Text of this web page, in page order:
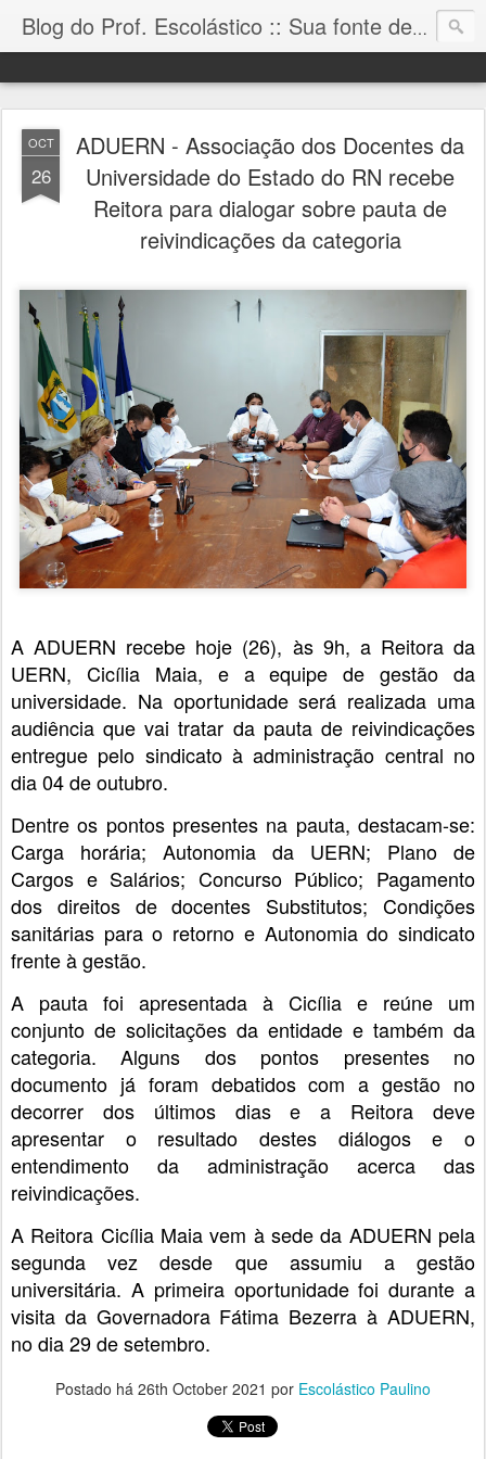
Blog do Prof. Escolástico :: Sua fonte de informação!
OCT
26
ADUERN - Associação dos Docentes da
Universidade do Estado do RN recebe
Reitora para dialogar sobre pauta de
reivindicações da categoria
A ADUERN recebe hoje (26), às 9h, a Reitora da
UERN, Cicília Maia, e a equipe de gestão da
universidade. Na oportunidade será realizada uma
audiência que vai tratar da pauta de reivindicações
entregue pelo sindicato à administração central no
dia 04 de outubro.
Dentre os pontos presentes na pauta, destacam-se:
Carga horária; Autonomia da UERN; Plano de
Cargos e Salários; Concurso Público; Pagamento
dos direitos de docentes Substitutos; Condições
sanitárias para o retorno e Autonomia do sindicato
frente à gestão.
A pauta foi apresentada à Cicília e reúne um
conjunto de solicitações da entidade e também da
categoria. Alguns dos pontos presentes no
documento já foram debatidos com a gestão no
decorrer dos últimos dias e a Reitora deve
apresentar o resultado destes diálogos e o
entendimento da administração acerca das
reivindicações.
A Reitora Cicília Maia vem à sede da ADUERN pela
segunda vez desde que assumiu a gestão
universitária. A primeira oportunidade foi durante a
visita da Governadora Fátima Bezerra à ADUERN,
no dia 29 de setembro.
Postado há 26th October 2021 por Escolástico Paulino